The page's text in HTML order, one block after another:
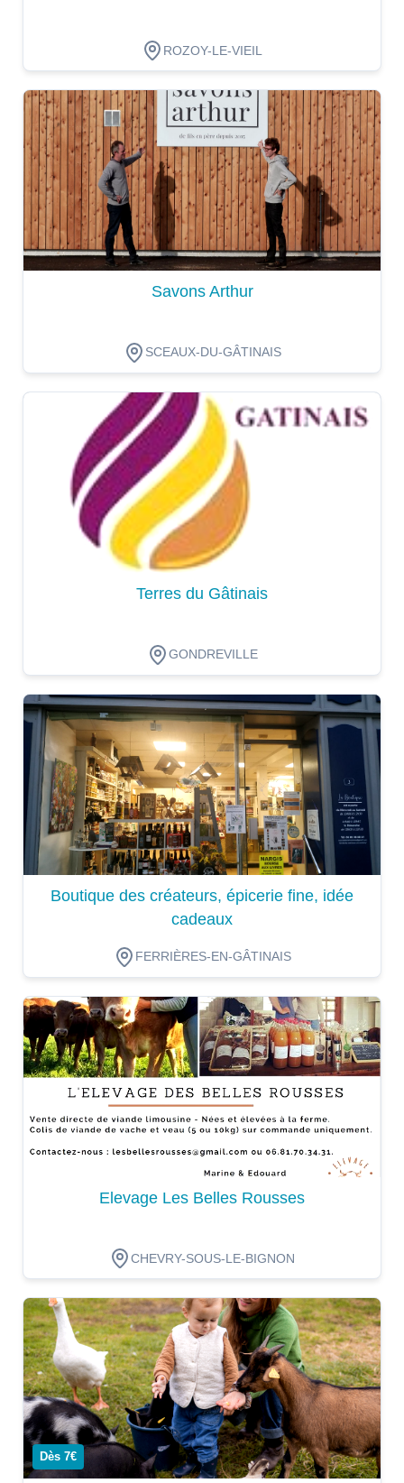
ROZOY-LE-VIEIL
Dégustation
Savons Arthur
SCEAUX-DU-GÂTINAIS
Dégustation
Terres du Gâtinais
GONDREVILLE
Dégustation
Boutique des créateurs, épicerie fine, idée
cadeaux
FERRIÈRES-EN-GÂTINAIS
Dégustation
Elevage Les Belles Rousses
CHEVRY-SOUS-LE-BIGNON
Dégustation
Dès 7€